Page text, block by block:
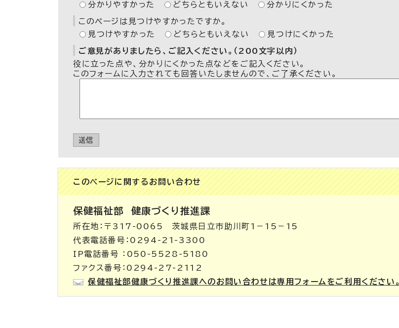
分かりやすかった
どちらともいえない 分かりにくかった
このページは見つけやすかったですか。
見つけやすかった
どちらともいえない 見つけにくかった
ご意見がありましたら、ご記入ください。（200文字以内）
役に立った点や、分かりにくかった点などをご記入ください。
このフォームに入力されても回答いたしませんので、ご了承ください。
送信
このページに関する お問い合わせ
保健福祉部 健康づくり推進課
所在地：〒317-0065 茨城県日立市助川町1－15－15
代表電話番号：0294-21-3300
IP電話番号 ：050-5528-5180
ファクス番号：0294-27-2112
保健福祉部健康づくり推進課へのお問い合わせは専用フォームをご利用ください。